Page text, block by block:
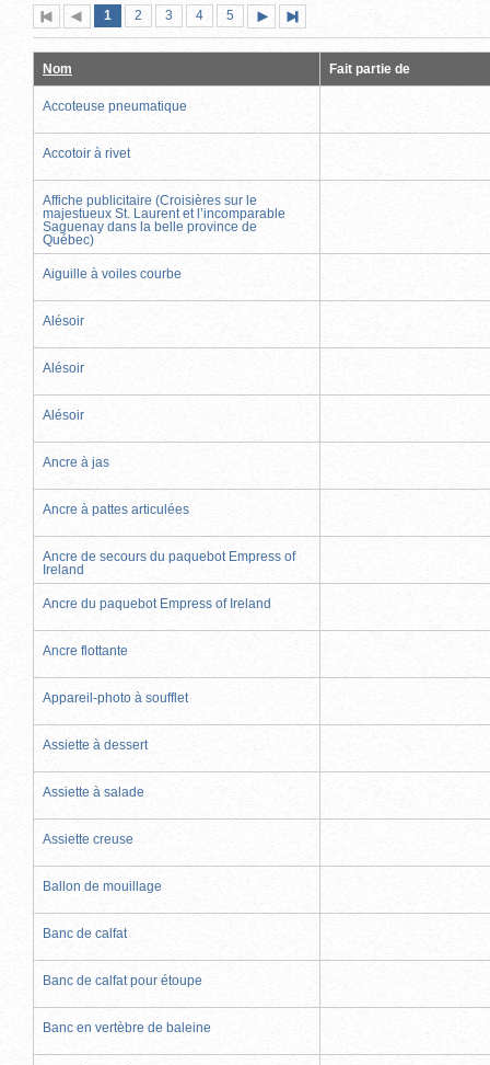
Première
page
Page
précédente
Page
1 (page
actuelle)
Page
2 Page
3 Page
4 Page
5
suivante
page
Nom Fait partie de
Accoteuse pneumatique
Accotoir à rivet
Affiche publicitaire (Croisières sur le
majestueux St. Laurent et l’incomparable
Saguenay dans la belle province de
Québec)
Aiguille à voiles courbe
Alésoir
Alésoir
Alésoir
Ancre à jas
Ancre à pattes articulées
Ancre de secours du paquebot Empress of
Ireland
Ancre du paquebot Empress of Ireland
Ancre flottante
Appareil-photo à soufflet
Assiette à dessert
Assiette à salade
Assiette creuse
Ballon de mouillage
Banc de calfat
Banc de calfat pour étoupe
Banc en vertèbre de baleine